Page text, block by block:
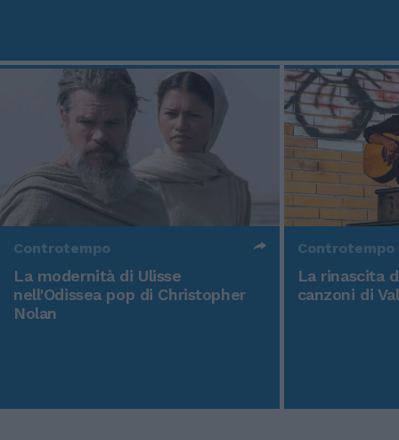
Controtempo
La modernità di Ulisse
nell'Odissea pop di Christopher
Nolan
Controtempo
La rinascita
canzoni di